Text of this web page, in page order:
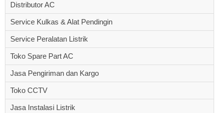
Distributor AC
Service Kulkas & Alat Pendingin
Service Peralatan Listrik
Toko Spare Part AC
Jasa Pengiriman dan Kargo
Toko CCTV
Jasa Instalasi Listrik